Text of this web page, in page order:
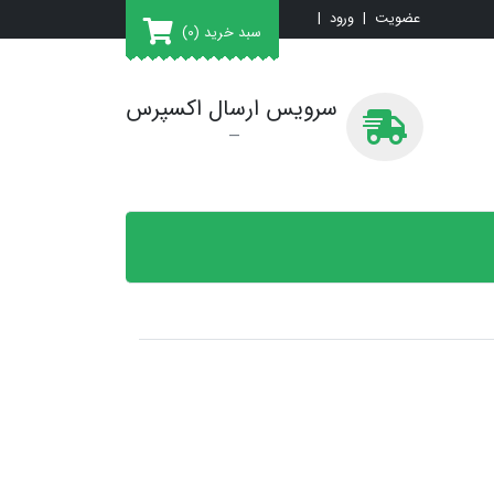
عضویت | ورود |
سبد خرید (0)
سرویس ارسال اکسپرس